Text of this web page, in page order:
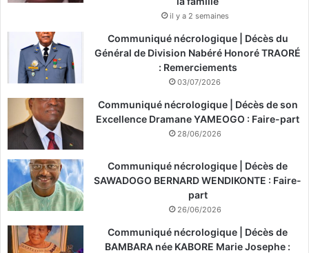
il y a 2 semaines
Communiqué nécrologique | Décès du
Général de Division Nabéré Honoré TRAORÉ
: Remerciements
03/07/2026
Communiqué nécrologique | Décès de son
Excellence Dramane YAMEOGO : Faire-part
28/06/2026
Communiqué nécrologique | Décès de
SAWADOGO BERNARD WENDIKONTE : Faire-
part
26/06/2026
Communiqué nécrologique | Décès de
BAMBARA née KABORE Marie Josephe :